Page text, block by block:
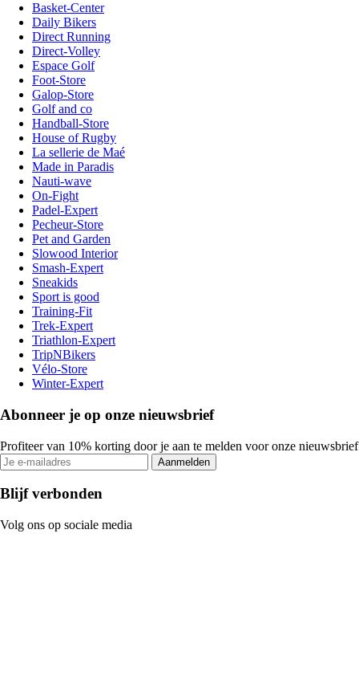
Basket-Center
Daily Bikers
Direct Running
Direct-Volley
Espace Golf
Foot-Store
Galop-Store
Golf and co
Handball-Store
House of Rugby
La sellerie de Maé
Made in Paradis
Nauti-wave
On-Fight
Padel-Expert
Pecheur-Store
Pet and Garden
Slowood Interior
Smash-Expert
Sneakids
Sport is good
Training-Fit
Trek-Expert
Triathlon-Expert
TripNBikers
Vélo-Store
Winter-Expert
Abonneer je op onze nieuwsbrief
Profiteer van 10% korting door je aan te melden voor onze nieuwsbrief
Aanmelden
Blijf verbonden
Volg ons op sociale media